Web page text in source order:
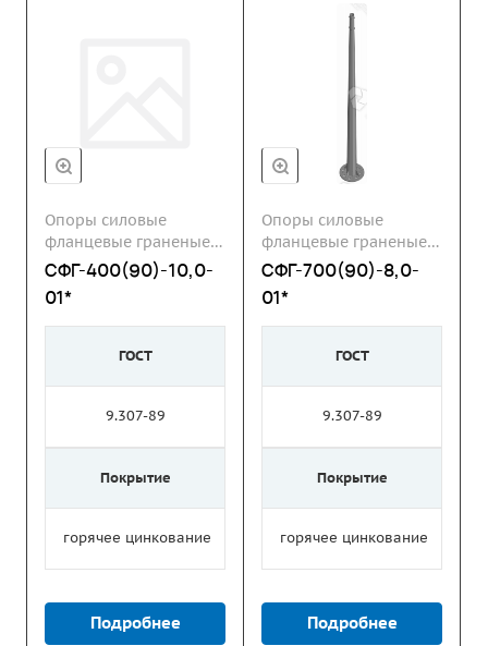
Опоры силовые
фланцевые граненые
СФГ
СФГ-400(90)-10,0-
01*
ГОСТ
9.307-89
Покрытие
горячее цинкование
Подробнее
Опоры силовые
фланцевые граненые
СФГ
СФГ-700(90)-8,0-
01*
ГОСТ
9.307-89
Покрытие
горячее цинкование
Подробнее